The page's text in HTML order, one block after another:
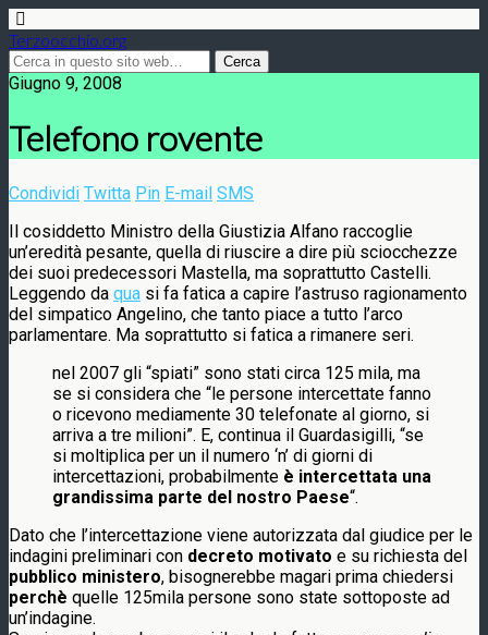
Terzoocchio.org
Giugno 9, 2008
Telefono rovente
Condividi Twitta Pin E-mail SMS
Il cosiddetto Ministro della Giustizia Alfano raccoglie
un’eredità pesante, quella di riuscire a dire più sciocchezze
dei suoi predecessori Mastella, ma soprattutto Castelli.
Leggendo da qua si fa fatica a capire l’astruso ragionamento
del simpatico Angelino, che tanto piace a tutto l’arco
parlamentare. Ma soprattutto si fatica a rimanere seri.
nel 2007 gli “spiati” sono stati circa 125 mila, ma
se si considera che “le persone intercettate fanno
o ricevono mediamente 30 telefonate al giorno, si
arriva a tre milioni”. E, continua il Guardasigilli, “se
si moltiplica per un il numero ‘n’ di giorni di
intercettazioni, probabilmente è intercettata una
grandissima parte del nostro Paese“.
Dato che l’intercettazione viene autorizzata dal giudice per le
indagini preliminari con decreto motivato e su richiesta del
pubblico ministero, bisognerebbe magari prima chiedersi
perchè quelle 125mila persone sono state sottoposte ad
un’indagine.